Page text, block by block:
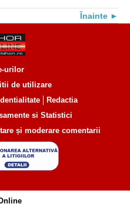
Înainte
urilor
de utilizare
Redactia
și moderare comentarii